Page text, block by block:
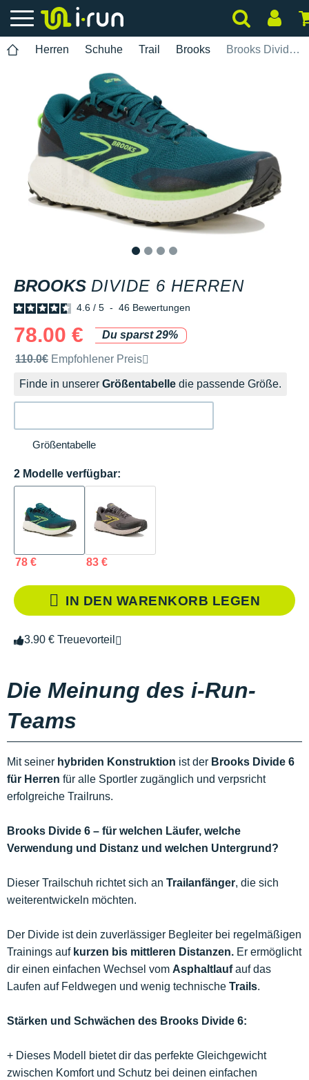
Herren Schuhe Trail Brooks Brooks Divide 6 Herren
BROOKS DIVIDE 6 HERREN
4.6 / 5 - 46 Bewertungen
78.00 €
Du sparst 29%
Unverbindliche Preisempfehlung der Marke
110.0€ Empfohlener Preis
Finde in unserer Größentabelle die passende Größe.
Größentabelle
2 Modelle verfügbar:
78 € 83 €
IN DEN WARENKORB LEGEN
3.90 € Treuevorteil
Die Meinung des i-Run-
Teams
Mit seiner hybriden Konstruktion ist der Brooks Divide 6
für Herren für alle Sportler zugänglich und verpsricht
erfolgreiche Trailruns.
Brooks Divide 6 – für welchen Läufer, welche
Verwendung und Distanz und welchen Untergrund?
Dieser Trailschuh richtet sich an Trailanfänger, die sich
weiterentwickeln möchten.
Der Divide ist dein zuverlässiger Begleiter bei regelmäßigen
Trainings auf kurzen bis mittleren Distanzen. Er ermöglicht
dir einen einfachen Wechsel vom Asphaltlaufauf das
Laufen auf Feldwegen und wenig technische Trails.
Stärken und Schwächen des Brooks Divide 6:
+ Dieses Modell bietet dir das perfekte Gleichgewicht
zwischen Komfort und Schutz bei deinen einfachen